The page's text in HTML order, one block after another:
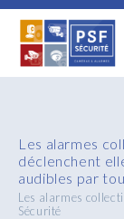
Les alarmes
déclenchent
audibles par
Les alarmes
Sécurité